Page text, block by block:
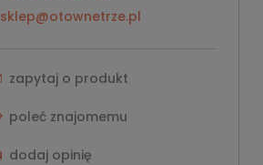
sklep@otownetrze.pl
zapytaj o produkt
poleć znajomemu
dodaj opinię